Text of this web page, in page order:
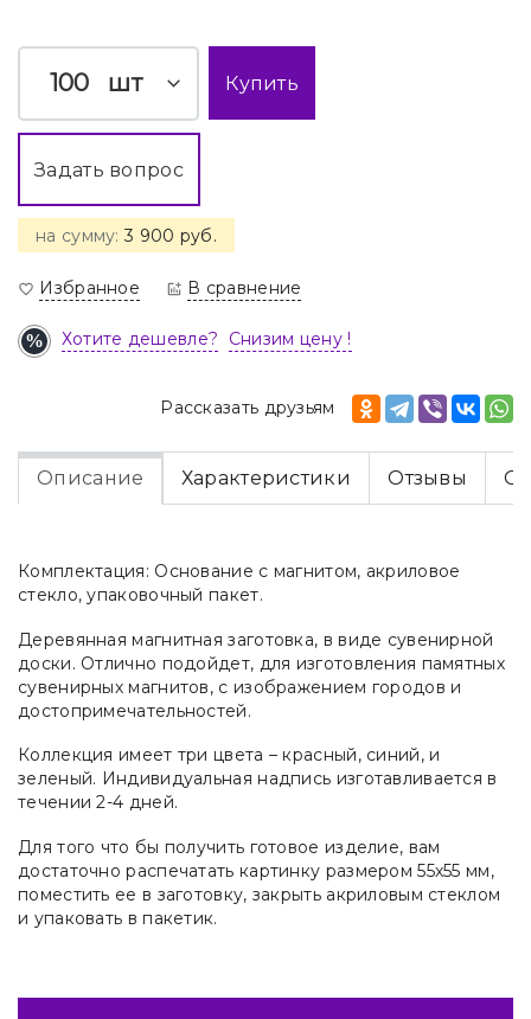
шт Купить
Задать вопрос
на сумму:3 900 руб.
Избранное В сравнение
Хотите дешевле? Снизим цену !
Рассказать друзьям
Описание Характеристики Отзывы
Комплектация: Основание с магнитом, акриловое
стекло, упаковочный пакет.
Деревянная магнитная заготовка, в виде сувенирной
доски. Отлично подойдет, для изготовления памятных
сувенирных магнитов, с изображением городов и
достопримечательностей.
Коллекция имеет три цвета – красный, синий, и
зеленый. Индивидуальная надпись изготавливается в
течении 2-4 дней.
Для того что бы получить готовое изделие, вам
достаточно распечатать картинку размером 55х55 мм,
поместить ее в заготовку, закрыть акриловым стеклом
и упаковать в пакетик.